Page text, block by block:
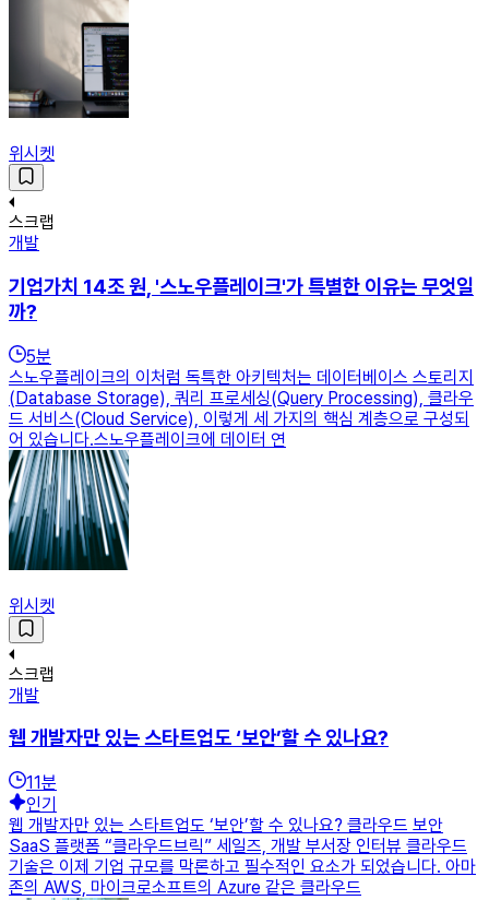
위시켓
스크랩
개발
기업가치 14조 원, '스노우플레이크'가 특별한 이유는 무엇일
까?
5분
스노우플레이크의 이처럼 독특한 아키텍처는 데이터베이스 스토리지
(Database Storage), 쿼리 프로세싱(Query Processing), 클라우
드 서비스(Cloud Service), 이렇게 세 가지의 핵심 계층으로 구성되
어 있습니다.​​스노우플레이크에 데이터 연
위시켓
스크랩
개발
웹 개발자만 있는 스타트업도 ‘보안’할 수 있나요?
11분
인기
웹 개발자만 있는 스타트업도 ‘보안’할 수 있나요? 클라우드 보안
SaaS 플랫폼 “클라우드브릭” 세일즈, 개발 부서장 인터뷰 클라우드
기술은 이제 기업 규모를 막론하고 필수적인 요소가 되었습니다. 아마
존의 AWS, 마이크로소프트의 Azure 같은 클라우드